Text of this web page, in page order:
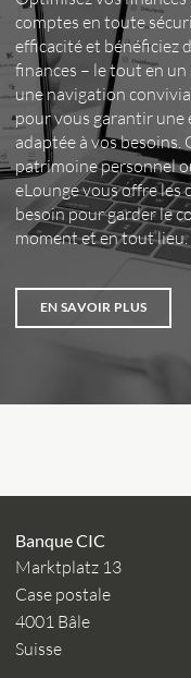
comptes en toute
efficacité et bénéficiez
finances – le tout en
une navigation
pour vous garantir une
adaptée à vos besoins.
patrimoine personnel
eLounge vous offre les
besoin pour garder le
moment et en tout lieu.
EN SAVOIR PLUS
Banque CIC
Marktplatz 13
Case postale
4001 Bâle
Suisse